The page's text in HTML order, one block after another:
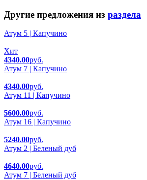
Другие предложения из раздела
Атум 5 | Капучино
Хит
4340.00руб.
Атум 7 | Капучино
4340.00руб.
Атум 11 | Капучино
5600.00руб.
Атум 16 | Капучино
5240.00руб.
Атум 2 | Беленый дуб
4640.00руб.
Атум 7 | Беленый дуб